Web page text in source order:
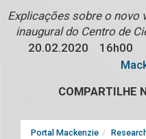
Explicações sobre o novo
inaugural do Centro de
20.02.2020
16h00
COMPARTILHE
Portal Mackenzie